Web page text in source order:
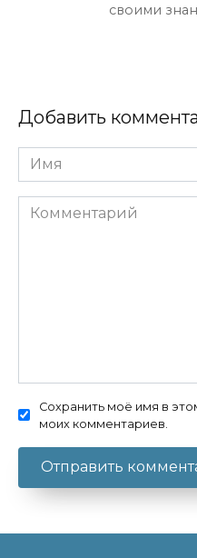
своими
Добавить
Имя
Комментарий
Сохранить моё имя в
моих комментариев.